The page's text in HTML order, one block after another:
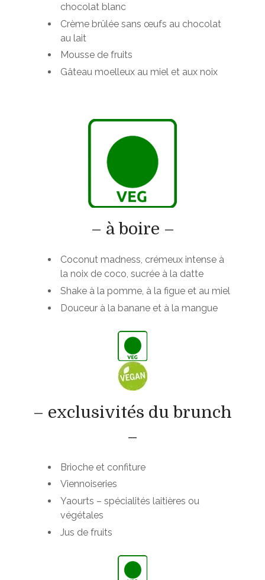
chocolat blanc
Crème brûlée sans œufs au chocolat
au lait
Mousse de fruits
Gâteau moelleux au miel et aux noix
– à boire –
Coconut madness, crémeux intense à
la noix de coco, sucrée à la datte
Shake à la pomme, à la figue et au miel
Douceur à la banane et à la mangue
– exclusivités du brunch
–
Brioche et confiture
Viennoiseries
Yaourts – spécialités laitières ou
végétales
Jus de fruits